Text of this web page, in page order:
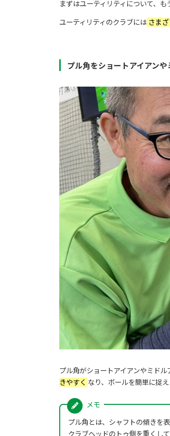
まずはユーティリティについて、も
ユーティリティのクラブには さま
プル角をショートアイアン
プル角がショートアイアンやミド
きやすく なり、ボールを簡単に捉え
プル角とは、シャフトの傾きを表
クラブヘッドのトゥ側を重くし